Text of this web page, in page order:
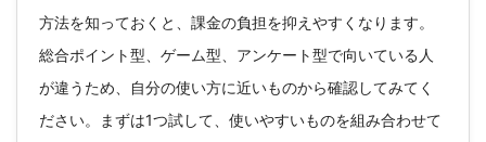
方法を知っておくと、課金の負担を抑えやすくなります。
総合ポイント型、ゲーム型、アンケート型で向いている人
が違うため、自分の使い方に近いものから確認してみてく
ださい。まずは1つ試して、使いやすいものを組み合わせて